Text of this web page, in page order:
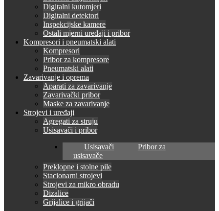
Digitalni kutomjeri
Digitalni detektori
Inspekcijske kamere
Ostali mjerni uređaji i pribor
Kompresori i pneumatski alati
Kompresori
Pribor za kompresore
Pneumatski alati
Zavarivanje i oprema
Aparati za zavarivanje
Zavarivački pribor
Maske za zavarivanje
Strojevi i uređaji
Agregati za struju
Usisavači i pribor
Usisavači
Pribor za
usisavače
Preklopne i stolne pile
Stacionarni strojevi
Strojevi za mikro obradu
Dizalice
Grijalice i grijači